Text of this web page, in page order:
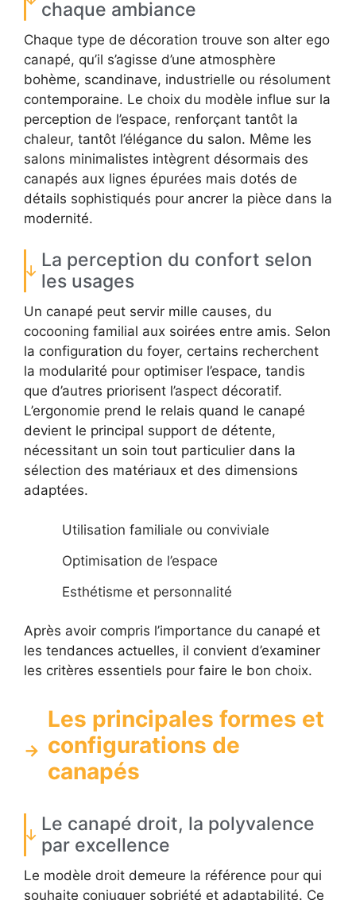
chaque ambiance
Chaque type de décoration trouve son alter ego
canapé, qu’il s’agisse d’une atmosphère
bohème, scandinave, industrielle ou résolument
contemporaine. Le choix du modèle influe sur la
perception de l’espace, renforçant tantôt la
chaleur, tantôt l’élégance du salon. Même les
salons minimalistes intègrent désormais des
canapés aux lignes épurées mais dotés de
détails sophistiqués pour ancrer la pièce dans la
modernité.
La perception du confort selon
les usages
Un canapé peut servir mille causes, du
cocooning familial aux soirées entre amis. Selon
la configuration du foyer, certains recherchent
la modularité pour optimiser l’espace, tandis
que d’autres priorisent l’aspect décoratif.
L’ergonomie prend le relais quand le canapé
devient le principal support de détente,
nécessitant un soin tout particulier dans la
sélection des matériaux et des dimensions
adaptées.
Utilisation familiale ou conviviale
Optimisation de l’espace
Esthétisme et personnalité
Après avoir compris l’importance du canapé et
les tendances actuelles, il convient d’examiner
les critères essentiels pour faire le bon choix.
Les principales formes et
configurations de
canapés
Le canapé droit, la polyvalence
par excellence
Le modèle droit demeure la référence pour qui
souhaite conjuguer sobriété et adaptabilité. Ce